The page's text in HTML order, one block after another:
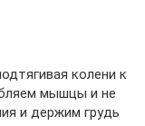
колени к
мышцы и не
и держим грудь